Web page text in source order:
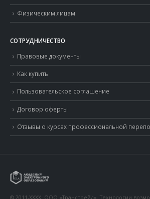
Физическим лицам
СОТРУДНИЧЕСТВО
Правовые документы
Как купить
Пользовательское соглашение
Договор оферты
Отзывы о курсах профессиональной
© 2011-XXXX. ООО «Транстрейд». Технологии